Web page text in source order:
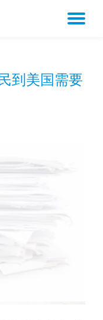
到美国需要